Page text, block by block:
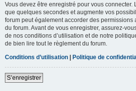
Vous devez être enregistré pour vous connecter.
que quelques secondes et augmente vos
forum peut également accorder des
du forum. Avant de vous enregistrer, assurez-
de nos conditions d’utilisation et de notre
de bien lire tout le règlement du forum.
Conditions d’utilisation | Politique de
S’enregistrer